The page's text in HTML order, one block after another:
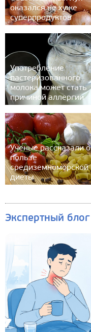
оказался не хуже
суперпродуктов
Употребление
пастеризованного
молока может стать
причиной аллергии
Ученые рассказали о
пользе
средиземноморской
диеты
Экспертный блог